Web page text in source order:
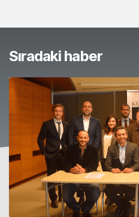
Sıradaki haber